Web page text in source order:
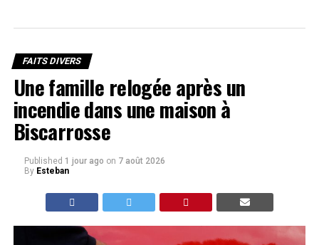
FAITS DIVERS
Une famille relogée après un
incendie dans une maison à
Biscarrosse
Published 1 jour ago on 7 août 2026
By Esteban